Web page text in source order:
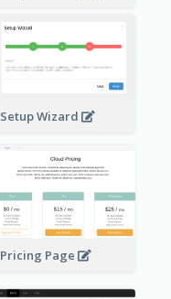
Setup Wizard
Pricing Page